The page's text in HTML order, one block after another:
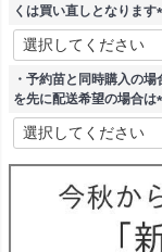
くは買い直しとなります
(
)
・予約苗と同時購入の
を先に配送希望の場合は
(